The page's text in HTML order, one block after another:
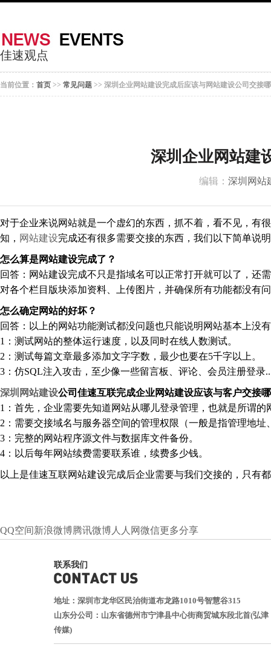
我
系
们
佳速观点
当前位置： 首页 >> 常见问题 >> 深圳企业网站建设完成后应该与网站建设公司交接
深圳企业网站建
编辑： 深圳网站
对于企业来说网站就是一个虚幻的东西，抓不着，看不见，有
知， 网站建设完成还有很多需要交接的东西，我们 以下简单说
怎么算是网站建设完成了？
回答：网站建设完成不只是指域名可以正常打开就可以了，还
对各个栏目版块添加资料、上传图片，并确保所有功能都没有
怎么确定网站的好坏？
回答：以上的网站功能测试都没问题也只能说明网站基本上没
1：测试网站的整体运行速度，以及同时在线人数测试。
2：测试每篇文章最多添加文字字数，最少也要在5千字以上。
3：仿SQL注入攻击，至少像一些留言板、评论、会员注册登录
深圳网站建设公司佳速互联完成企业网站建设应该与客户交接
1：首先，企业需要先知道网站从哪儿登录管理，也就是所谓
2：需要交接域名与服务器空间的管理权限（一般是指管理地
3：完整的网站程序源文件与数据库文件备份。
4：以后每年网站续费需要联系谁，续费多少钱。
以上是佳速互联网站建设完成后企业需要与我们交接的，只有
QQ空间新浪微博腾讯微博 人人网微信更多分享
联系我们
地址：深圳市龙华区民治街道布龙路1010号智慧谷315
山东分公司：山东省德州市宁津县中心街商贸城东段北首(弘津
传媒)